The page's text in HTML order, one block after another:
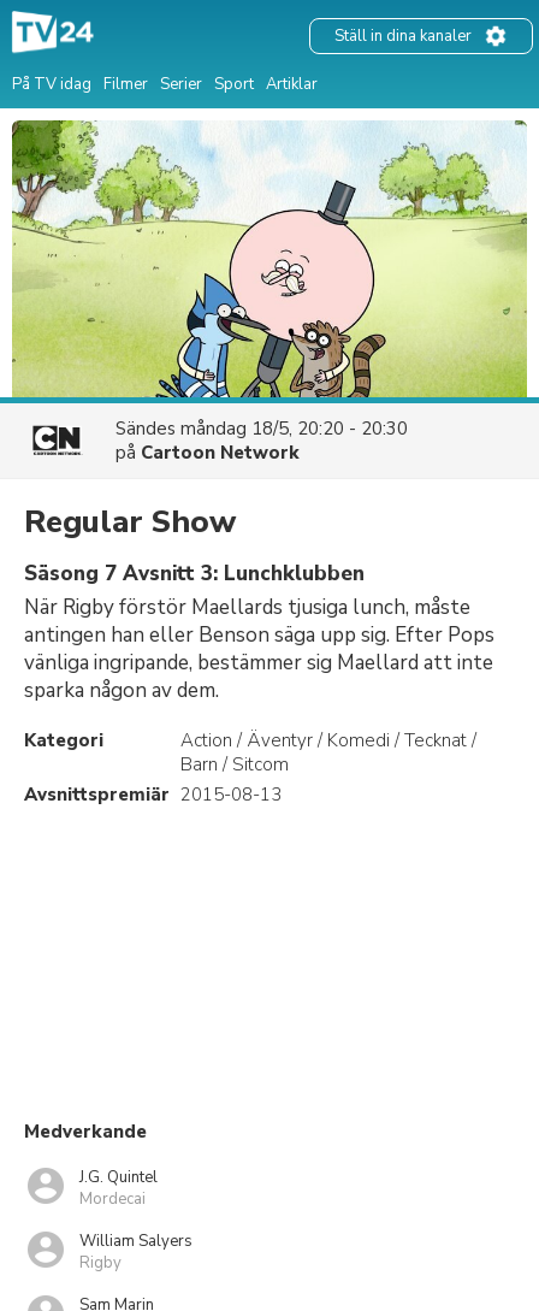
På TV idag Filmer Serier Sport Artiklar
Ställ in dina kanaler
Sändes måndag 18/5, 20:20 - 20:30
på Cartoon Network
Regular Show
Säsong 7 Avsnitt 3: Lunchklubben
När Rigby förstör Maellards tjusiga lunch, måste
antingen han eller Benson säga upp sig. Efter Pops
vänliga ingripande, bestämmer sig Maellard att inte
sparka någon av dem.
Kategori
Action / Äventyr / Komedi / Tecknat /
Barn / Sitcom
Avsnittspremiär 2015-08-13
Medverkande
J.G. Quintel
Mordecai
William Salyers
Rigby
Sam Marin